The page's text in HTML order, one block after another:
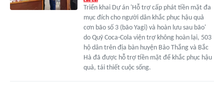
Triển khai Dự án 'Hỗ trợ cấp phát tiền mặt đa
mục đích cho người dân khắc phục hậu quả
cơn bão số 3 (bão Yagi) và hoàn lưu sau bão'
do Quỹ Coca-Cola viện trợ không hoàn lại, 503
hộ dân trên địa bàn huyện Bảo Thắng và Bắc
Hà đã được hỗ trợ tiền mặt để khắc phục hậu
quả, tái thiết cuộc sống.